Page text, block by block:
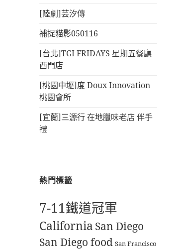
[陸劇]芸汐傳
補捉貓影050116
[台北]TGI FRIDAYS 星期五餐廳
西門店
[桃園中壢]度 Doux Innovation
桃園會所
[宜蘭]三源行 在地臘味老店 伴手
禮
熱門標籤
7-11鐵道冠軍
California San Diego
San Diego food San Francisco